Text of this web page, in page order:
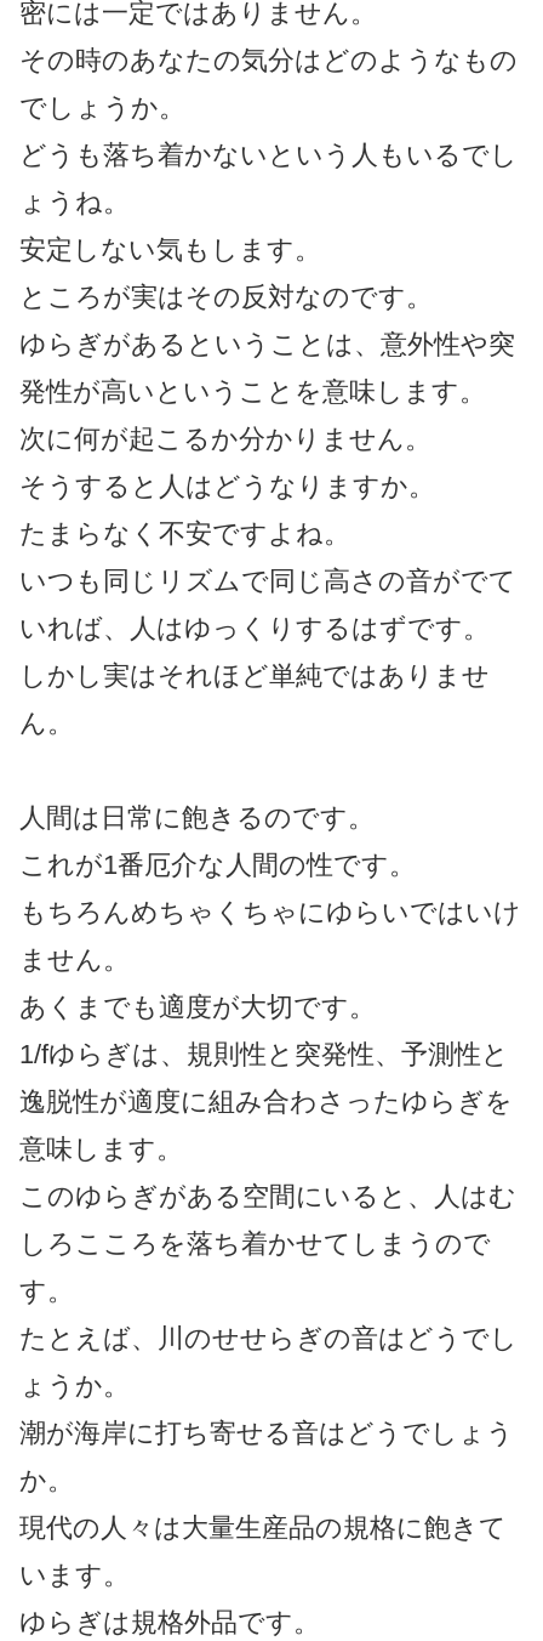
密には一定ではありません。
その時のあなたの気分はどのようなもの
でしょうか。
どうも落ち着かないという人もいるでし
ょうね。
安定しない気もします。
ところが実はその反対なのです。
ゆらぎがあるということは、意外性や突
発性が高いということを意味します。
次に何が起こるか分かりません。
そうすると人はどうなりますか。
たまらなく不安ですよね。
いつも同じリズムで同じ高さの音がでて
いれば、人はゆっくりするはずです。
しかし実はそれほど単純ではありませ
ん。
人間は日常に飽きるのです。
これが1番厄介な人間の性です。
もちろんめちゃくちゃにゆらいではいけ
ません。
あくまでも適度が大切です。
1/fゆらぎは、規則性と突発性、予測性と
逸脱性が適度に組み合わさったゆらぎを
意味します。
このゆらぎがある空間にいると、人はむ
しろこころを落ち着かせてしまうので
す。
たとえば、川のせせらぎの音はどうでし
ょうか。
潮が海岸に打ち寄せる音はどうでしょう
か。
現代の人々は大量生産品の規格に飽きて
います。
ゆらぎは規格外品です。